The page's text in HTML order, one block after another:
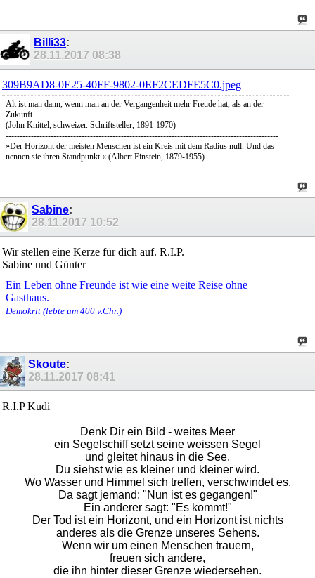
Billi33:
28.11.2017 08:38
309B9AD8-0E25-40FF-9802-0EF2CEDFE5C0.jpeg
Alt ist man dann, wenn man an der Vergangenheit mehr Freude hat, als an der
Zukunft.
(John Knittel, schweizer. Schriftsteller, 1891-1970)
-------------------------------------------------------------------------------------------------
»Der Horizont der meisten Menschen ist ein Kreis mit dem Radius null. Und das
nennen sie ihren Standpunkt.« (Albert Einstein, 1879-1955)
Sabine:
28.11.2017 10:52
Wir stellen eine Kerze für dich auf. R.I.P.
Sabine und Günter
Ein Leben ohne Freunde ist wie eine weite Reise ohne
Gasthaus.
Demokrit (lebte um 400 v.Chr.)
Skoute:
28.11.2017 08:41
R.I.P Kudi
Denk Dir ein Bild - weites Meer
ein Segelschiff setzt seine weissen Segel
und gleitet hinaus in die See.
Du siehst wie es kleiner und kleiner wird.
Wo Wasser und Himmel sich treffen, verschwindet es.
Da sagt jemand: "Nun ist es gegangen!"
Ein anderer sagt: "Es kommt!"
Der Tod ist ein Horizont, und ein Horizont ist nichts
anderes als die Grenze unseres Sehens.
Wenn wir um einen Menschen trauern,
freuen sich andere,
die ihn hinter dieser Grenze wiedersehen.